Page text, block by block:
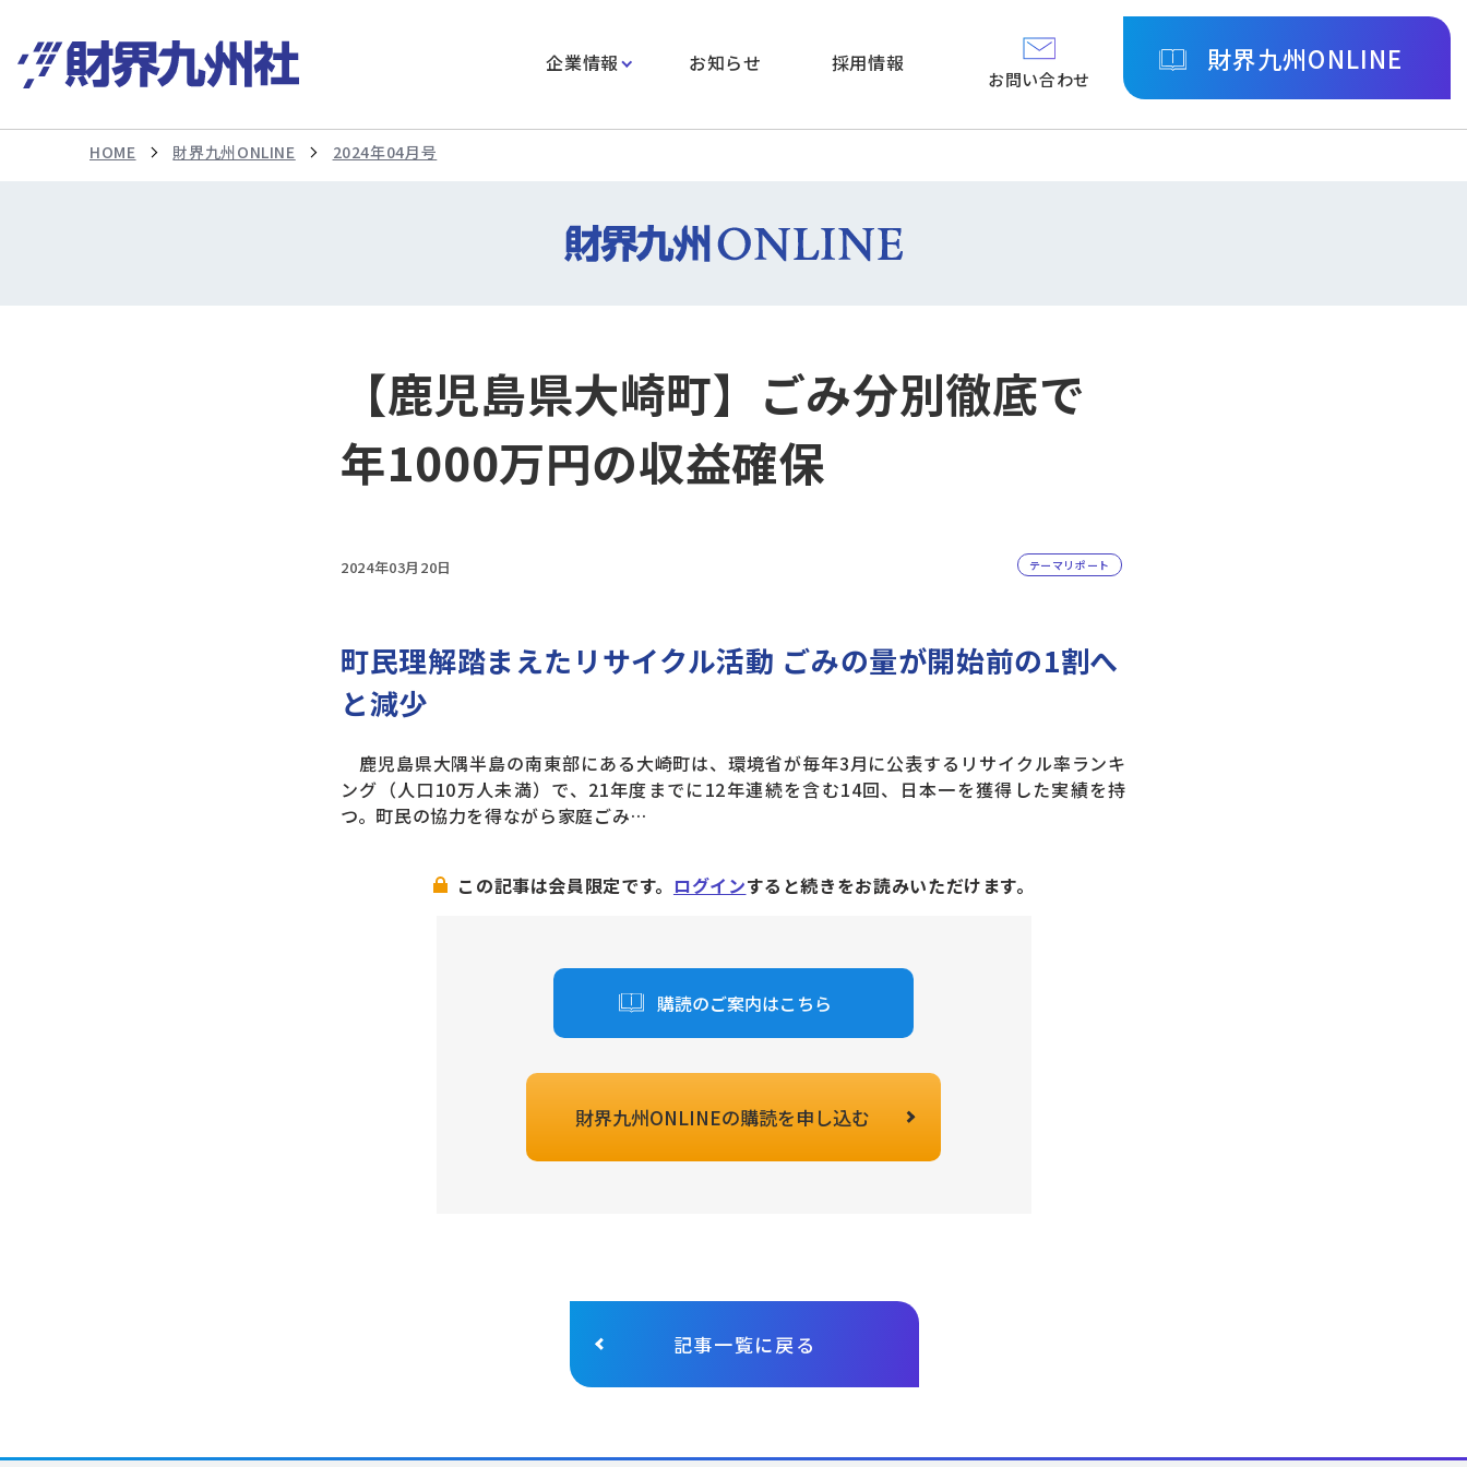
企業情報 お知らせ 採用情報
お問い合わせ
財界九州ONLINE
HOME 財界九州ONLINE 2024年04月号
【鹿児島県大崎町】ごみ分別徹底で
年1000万円の収益確保
2024年03月20日 テーマリポート
町民理解踏まえたリサイクル活動 ごみの量が開始前の1割へ
と減少
鹿児島県大隅半島の南東部にある大崎町は、環境省が毎年3月に公表するリサイクル率ランキ
ング（人口10万人未満）で、21年度までに12年連続を含む14回、日本一を獲得した実績を持
つ。町民の協力を得ながら家庭ごみ…
この記事は会員限定です。 ログインすると続きをお読みいただけます。
購読のご案内はこちら
財界九州ONLINEの購読を申し込む
記事一覧に戻る